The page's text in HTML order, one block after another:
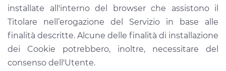
installate all'interno del browser che assistono il
Titolare nell’erogazione del Servizio in base alle
finalità descritte. Alcune delle finalità di installazione
dei Cookie potrebbero, inoltre, necessitare del
consenso dell'Utente.